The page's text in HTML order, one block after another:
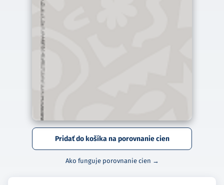
Pridať do košíka na porovnanie cien
Ako funguje porovnanie cien →